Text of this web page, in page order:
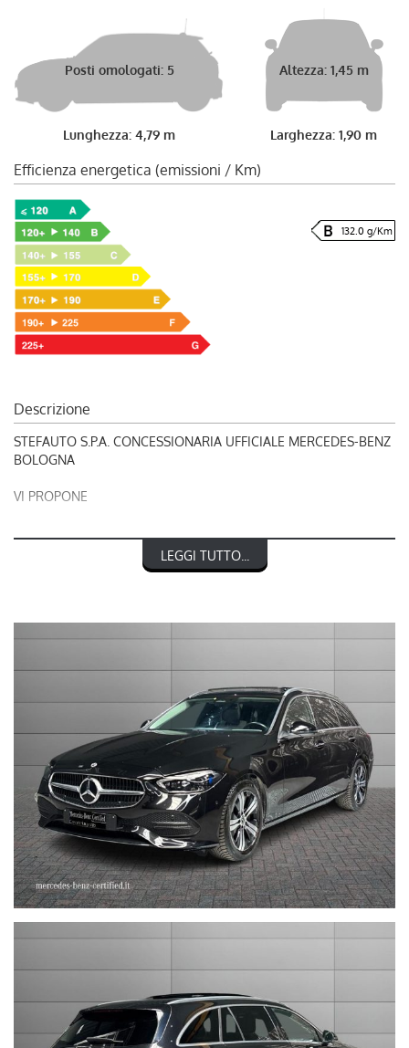
Posti omologati: 5
Lunghezza: 4,79 m
Altezza: 1,45 m
Larghezza: 1,90 m
Efficienza energetica (emissioni / Km)
132.0 g/Km
Descrizione
STEFAUTO S.P.A. CONCESSIONARIA UFFICIALE MERCEDES-BENZ
BOLOGNA
VI PROPONE
MERCEDES-BENZ CLASSE C 220 d Mild hybrid S.W. 4Matic
nel prezzo è escluso il passaggio di proprietà
LA INVITIAMO A SPECIFICARE:
- UN RECAPITO TELEFONICO
- IN CASO DI AUTO DA DARE IN PERMUTA (MODELLO, ANNO DI
IMMATRICOLAZIONE, KM)
STEFAUTO S.P.A.BOLOGNA
VIA BENTINI, 111
sales@stefauto.it - www.stefauto.it
--------------------------------------------------------------------------
LEGGI TUTTO...